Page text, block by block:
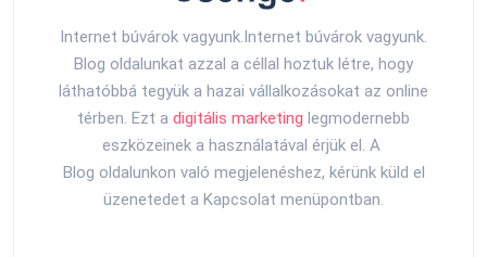
Internet búvárok vagyunk.Internet búvárok vagyunk.
Blog oldalunkat azzal a céllal hoztuk létre, hogy
láthatóbbá tegyük a hazai vállalkozásokat az online
térben. Ezt a digitális marketing legmodernebb
eszközeinek a használatával érjük el. A
Blog oldalunkon való megjelenéshez, kérünk küld el
üzenetedet a Kapcsolat menüpontban.